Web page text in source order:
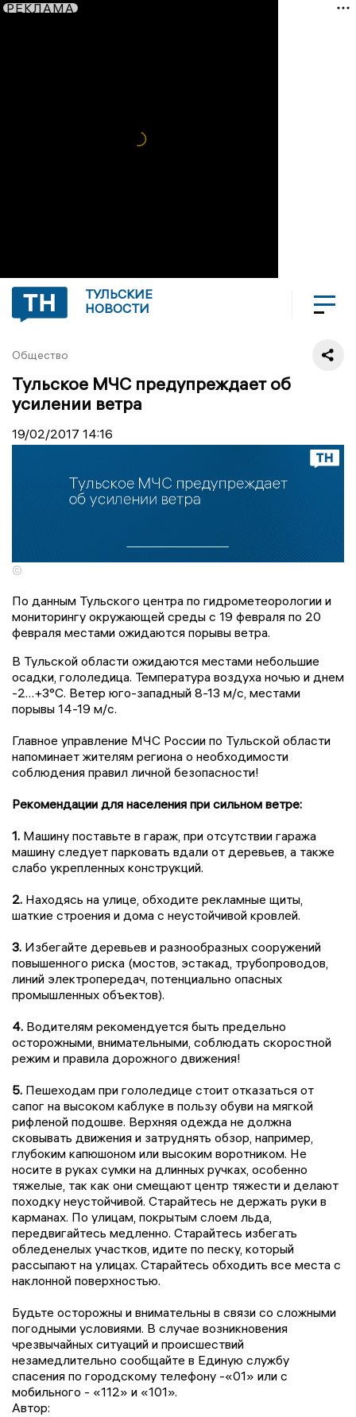
РЕКЛАМА
ТУЛЬСКИЕ
НОВОСТИ
Общество
Тульское МЧС предупреждает об
усилении ветра
19/02/2017 14:16
©
По данным Тульского центра по гидрометеорологии и
мониторингу окружающей среды с 19 февраля по 20
февраля местами ожидаются порывы ветра.
В Тульской области ожидаются местами небольшие
осадки, гололедица. Температура воздуха ночью и днем
-2…+3°С. Ветер юго-западный 8-13 м/с, местами
порывы 14-19 м/с.
Главное управление МЧС России по Тульской области
напоминает жителям региона о необходимости
соблюдения правил личной безопасности!
Рекомендации для населения при сильном ветре:
1. Машину поставьте в гараж, при отсутствии гаража
машину следует парковать вдали от деревьев, а также
слабо укрепленных конструкций.
2. Находясь на улице, обходите рекламные щиты,
шаткие строения и дома с неустойчивой кровлей.
3. Избегайте деревьев и разнообразных сооружений
повышенного риска (мостов, эстакад, трубопроводов,
линий электропередач, потенциально опасных
промышленных объектов).
4. Водителям рекомендуется быть предельно
осторожными, внимательными, соблюдать скоростной
режим и правила дорожного движения!
5. Пешеходам при гололедице стоит отказаться от
сапог на высоком каблуке в пользу обуви на мягкой
рифленой подошве. Верхняя одежда не должна
сковывать движения и затруднять обзор, например,
глубоким капюшоном или высоким воротником. Не
носите в руках сумки на длинных ручках, особенно
тяжелые, так как они смещают центр тяжести и делают
походку неустойчивой. Старайтесь не держать руки в
карманах. По улицам, покрытым слоем льда,
передвигайтесь медленно. Старайтесь избегать
обледенелых участков, идите по песку, который
рассыпают на улицах. Старайтесь обходить все места с
наклонной поверхностью.
Будьте осторожны и внимательны в связи со сложными
погодными условиями. В случае возникновения
чрезвычайных ситуаций и происшествий
незамедлительно сообщайте в Единую службу
спасения по городскому телефону -«01» или с
мобильного - «112» и «101».
Автор: